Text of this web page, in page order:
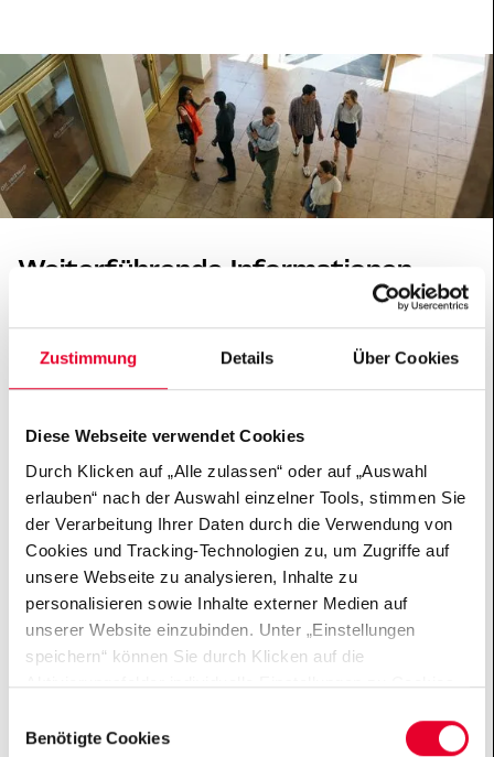
Zustimmung Details Über Cookies
Diese Webseite verwendet Cookies
Durch Klicken auf „Alle zulassen“ oder auf „Auswahl
erlauben“ nach der Auswahl einzelner Tools, stimmen Sie
der Verarbeitung Ihrer Daten durch die Verwendung von
Cookies und Tracking-Technologien zu, um Zugriffe auf
unsere Webseite zu analysieren, Inhalte zu
personalisieren sowie Inhalte externer Medien auf
unserer Website einzubinden. Unter „Einstellungen
speichern“ können Sie durch Klicken auf die
Aktivierungsfelder individuelle Einstellungen zu Cookies
untersagen oder keine Einwilligung erteilen. Sie können
Benötigte Cookies
Weiterführende Informationen
Gründung
775
Studierende aus über 80 Ländern
426
Teilnehmende – Executive Education